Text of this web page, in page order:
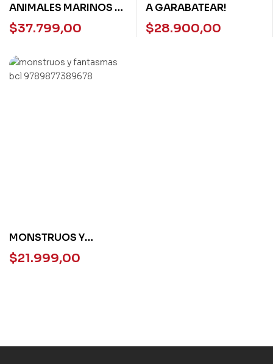
ANIMALES MARINOS –
DESCUBRO Y JUEGO
$37.799,00
A GARABATEAR!
$28.900,00
MONSTRUOS Y
FANTASMAS DE ACA
NOMAS
$21.999,00